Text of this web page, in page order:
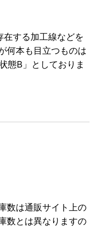
する加工線などを
何本も目立つものは
態B」としておりま
数は通販サイト上の
数とは異なりますの